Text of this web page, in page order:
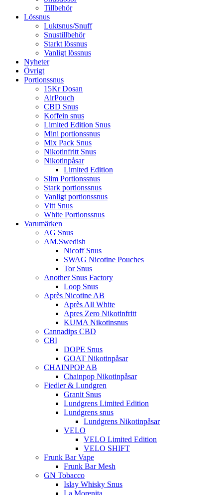
Tillbehör
Lössnus
Luktsnus/Snuff
Snustillbehör
Starkt lössnus
Vanligt lössnus
Nyheter
Övrigt
Portionssnus
15Kr Dosan
AirPouch
CBD Snus
Koffein snus
Limited Edition Snus
Mini portionssnus
Mix Pack Snus
Nikotinfritt Snus
Nikotinpåsar
Limited Edition
Slim Portionssnus
Stark portionssnus
Vanligt portionssnus
Vitt Snus
White Portionssnus
Varumärken
AG Snus
AM.Swedish
Nicoff Snus
SWAG Nicotine Pouches
Tor Snus
Another Snus Factory
Loop Snus
Après Nicotine AB
Après All White
Apres Zero Nikotinfritt
KUMA Nikotinsnus
Cannadips CBD
CBI
DOPE Snus
GOAT Nikotinpåsar
CHAINPOP AB
Chainpop Nikotinpåsar
Fiedler & Lundgren
Granit Snus
Lundgrens Limited Edition
Lundgrens snus
Lundgrens Nikotinpåsar
VELO
VELO Limited Edition
VELO SHIFT
Frunk Bar Vape
Frunk Bar Mesh
GN Tobacco
Islay Whisky Snus
La Morenita